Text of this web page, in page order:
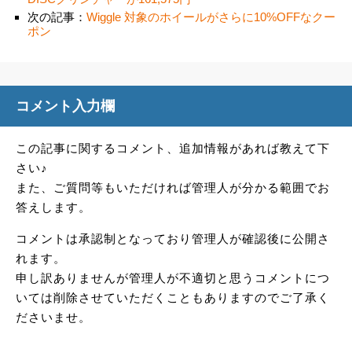
次の記事： Wiggle 対象のホイールがさらに10%OFFなクー
ポン
コメント入力欄
この記事に関するコメント、追加情報があれば教えて下
さい♪
また、ご質問等もいただければ管理人が分かる範囲でお
答えします。
コメントは承認制となっており管理人が確認後に公開さ
れます。
申し訳ありませんが管理人が不適切と思うコメントにつ
いては削除させていただくこともありますのでご了承く
ださいませ。